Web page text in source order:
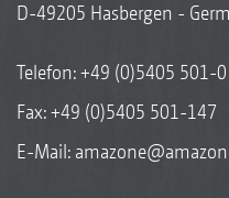
D-49205 Hasbergen -
Telefon:+49 (0)5405 501-0
Fax: +49 (0)5405 501-147
E-Mail: